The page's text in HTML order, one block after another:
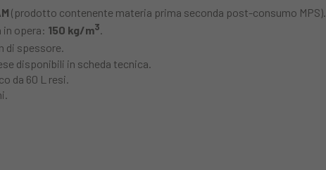
(prodotto contenente materia prima seconda post-consumo MPS).
in opera: 150 kg/m3.
di spessore.
disponibili in scheda tecnica.
da 60 L resi.